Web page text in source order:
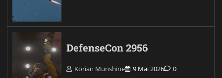
DefenseCon 2956
Korian Munshine 9 Mai 2026 0